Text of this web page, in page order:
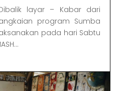
layar – Kabar dari
program Sumba
pada hari Sabtu